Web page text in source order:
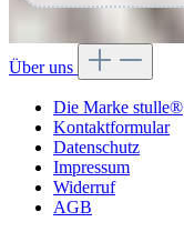
Über uns
Die Marke stulle®
Kontaktformular
Datenschutz
Impressum
Widerruf
AGB